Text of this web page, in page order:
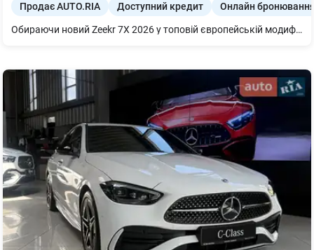
Продає AUTO.RIA Доступний кредит Онлайн
Обираючи новий Zeekr 7X 2026 у топовій європейській модифікації Long Range 100 kWh (646 к.с.) AWD Performance (також відомій на деяких ринках як Smart 4WD або Privilege), ви інвестуєте в ідеальний баланс між безкомпромісним драйвом та абсолютною практичністю для своєї родини. Головна цінність цього високотехнологічного кросовера — можливість отримати емоції та динаміку справжнього суперкара без жодних жертв у питаннях комфорту, простору чи запасу ходу.Два потужні електродвигуни сумарно видають вражаючі 646 кінських сил та 710 Нм миттєвого крутного моменту. Вони катапультують повнопривідний SUV з 0 до 100 км/год всього за 3.8 секунди. Завдяки передовій потрійній літієвій батареї (NMC) від CATL ємністю 100 кВт·год та надсучасній 800-вольтній архітектурі, автомобіль забезпечує реальний запас ходу до 543 км за суворим європейським циклом WLTP (або до 705 км за циклом CLTC) і здатний заряджатися на надшвидких станціях з 10% до 80% всього за 15 хвилин.Комплектація Performance пропонує розкішний технологічний простір, де кожен пасажир відчуває себе у першому класі:Адаптивне інтелектуальне шасі: розумна пневматична підвіска з електромагнітною системою регулювання жорсткості в реальному часі. Вона нівелює будь-які дефекти покриття та дозволяє змінювати кліренс кросовера для легкого подолання перешкод або ідеальної стійкості на автомагістралі.Цифрова інтуїція: гігантський 16-дюймовий центральний тачскрін мультимедіа з роздільною здатністю 2.5K, 13-дюймова віртуальна панель приладів та величезний проєкційний дисплей доповненої реальності на лобове скло (AR-HUD). Усі системи працюють блискавично під керуванням топового чіпа.Преміальний SPA-салон: ергономічні сидіння з високоякісної шкіри, оснащені підігрівом, вентиляцією та інтелектуальною функцією багатоточкового масажу. Додатковий затишок створює панорамний дах площею 1.35 $m^2$ із технологічним електричним сонцезахисним козирком, що на 100% затримує ультрафіолет.Акустичний театр: аудіосистема преміум-рівня Dolby Atmos потужністю 2160 Вт із 21 динаміком, яка у поєднанні з подвійним акустичним склом перетворює кабіну кросовера на персональний концертний зал.Безкомпромісна безпека та автопілот: повний комплекс радарів, камер 360° та ультразвукових датчиків, що формують систему інтелектуального автопілота рівня L2+. Машина